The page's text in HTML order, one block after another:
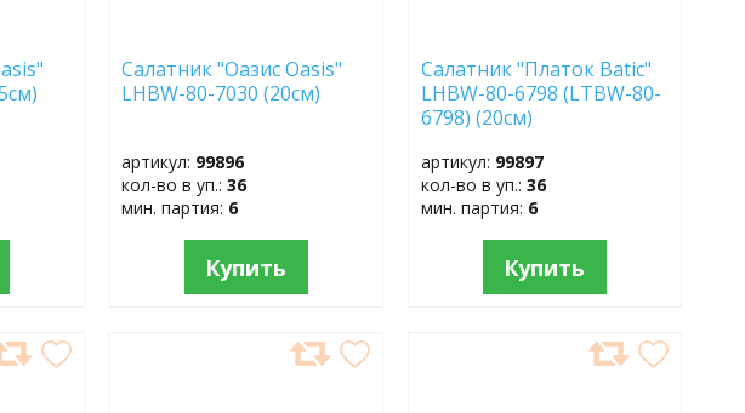
Салатник "Оазис Oasis"
LHBW-80-7030 (20см)
артикул: 99896
кол-во в уп.:36
мин. партия: 6
Купить
Салатник "Платок Batic"
LHBW-80-6798 (LTBW-80-
6798) (20см)
артикул: 99897
кол-во в уп.: 36
мин. партия: 6
Купить